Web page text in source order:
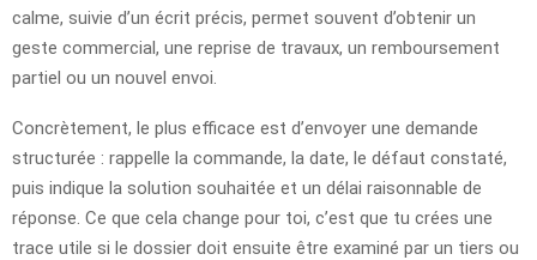
calme, suivie d’un écrit précis, permet souvent d’obtenir un
geste commercial, une reprise de travaux, un remboursement
partiel ou un nouvel envoi.
Concrètement, le plus efficace est d’envoyer une demande
structurée : rappelle la commande, la date, le défaut constaté,
puis indique la solution souhaitée et un délai raisonnable de
réponse. Ce que cela change pour toi, c’est que tu crées une
trace utile si le dossier doit ensuite être examiné par un tiers ou